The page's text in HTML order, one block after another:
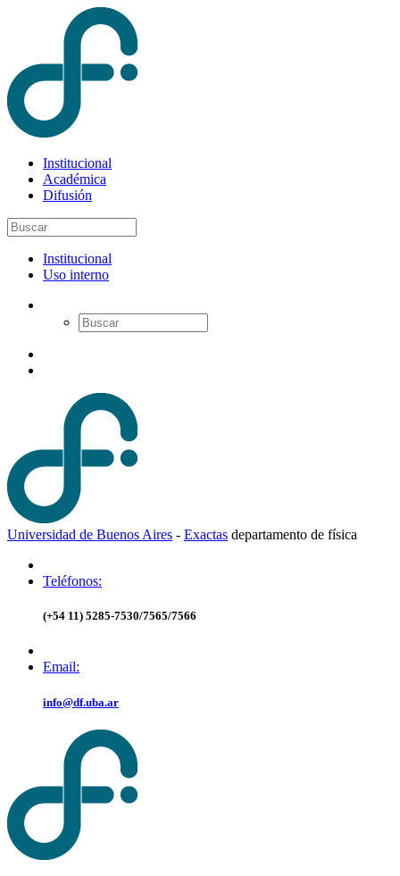
Institucional
Académica
Difusión
Institucional
Uso interno
Universidad de Buenos Aires - Exactas departamento de física
Teléfonos:
(+54 11) 5285-7530/7565/7566
Email:
info@df.uba.ar